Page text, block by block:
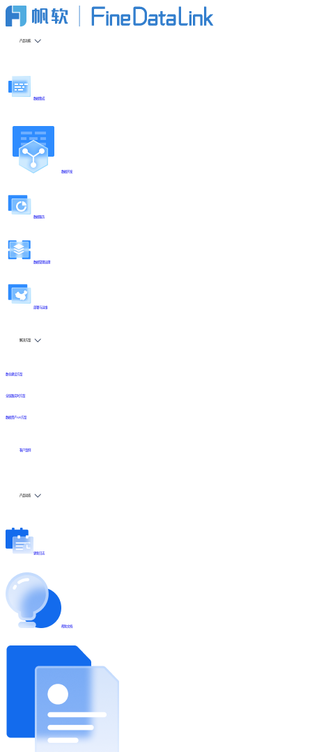
产品功能
数据集成
数据开发
数据服务
数据管理治理
部署与运维
解决方案
数仓建设方案
全链路实时方案
数据资产API方案
客户案例
产品动态
更新日志
帮助文档